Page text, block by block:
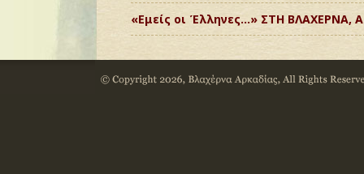
«Εμείς οι Έλληνες…» ΣΤΗ ΒΛΑΧΕΡΝΑ,